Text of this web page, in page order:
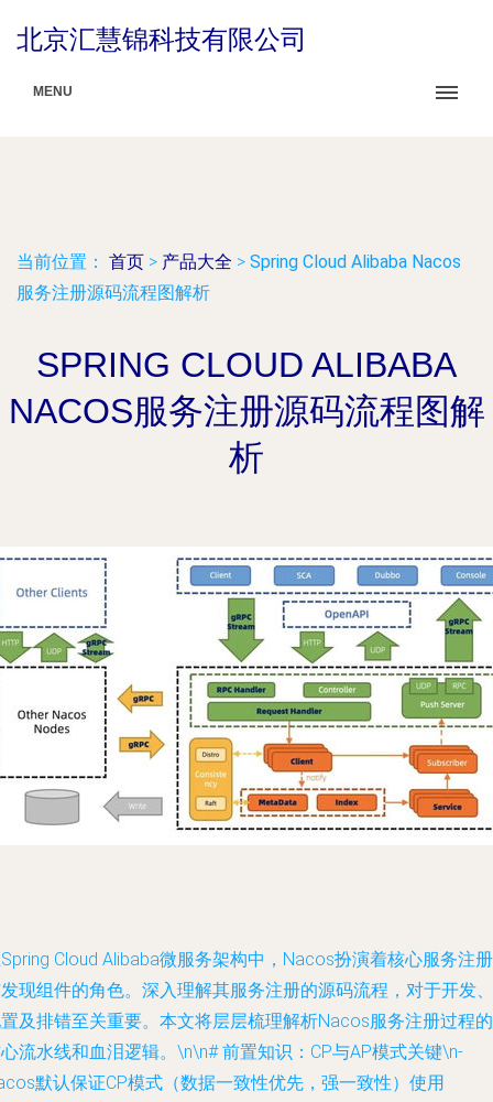
北京汇慧锦科技有限公司
MENU
当前位置： 首页 > 产品大全 > Spring Cloud Alibaba Nacos
服务注册源码流程图解析
SPRING CLOUD ALIBABA
NACOS服务注册源码流程图解
析
Cloud Alibaba微服务架构中，Nacos扮演着核心服务注册
现组件的角色。深入理解其服务注册的源码流程，对于开发、
及排错至关重要。本文将层层梳理解析Nacos服务注册过程的
流水线和血泪逻辑。\n\n# 前置知识：CP与AP模式关键\n-
默认保证CP模式（数据一致性优先，强一致性）使用